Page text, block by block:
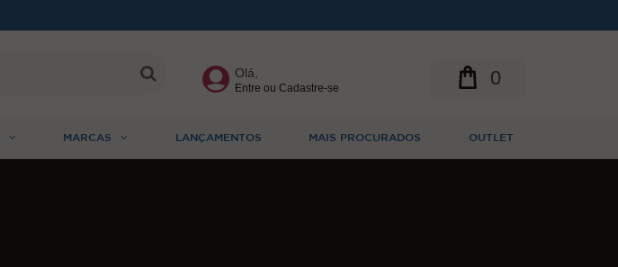
Olá,
Entre ou Cadastre-se 0
MARCAS LANÇAMENTOS MAIS PROCURADOS OUTLET